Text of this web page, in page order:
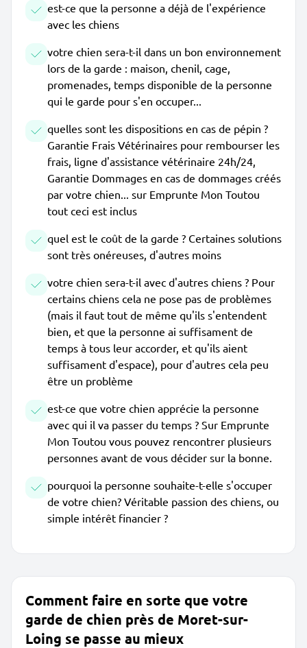
est-ce que la personne a déjà de l'expérience
avec les chiens
votre chien sera-t-il dans un bon environnement
lors de la garde : maison, chenil, cage,
promenades, temps disponible de la personne
qui le garde pour s'en occuper...
quelles sont les dispositions en cas de pépin ?
Garantie Frais Vétérinaires pour rembourser les
frais, ligne d'assistance vétérinaire 24h/24,
Garantie Dommages en cas de dommages créés
par votre chien... sur Emprunte Mon Toutou
tout ceci est inclus
quel est le coût de la garde ? Certaines solutions
sont très onéreuses, d'autres moins
votre chien sera-t-il avec d'autres chiens ? Pour
certains chiens cela ne pose pas de problèmes
(mais il faut tout de même qu'ils s'entendent
bien, et que la personne ai suffisament de
temps à tous leur accorder, et qu'ils aient
suffisament d'espace), pour d'autres cela peu
être un problème
est-ce que votre chien apprécie la personne
avec qui il va passer du temps ? Sur Emprunte
Mon Toutou vous pouvez rencontrer plusieurs
personnes avant de vous décider sur la bonne.
pourquoi la personne souhaite-t-elle s'occuper
de votre chien? Véritable passion des chiens, ou
simple intérêt financier ?
Comment faire en sorte que votre
garde de chien près de Moret-sur-
Loing se passe au mieux